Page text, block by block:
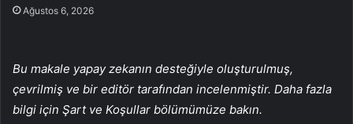
Ağustos 6, 2026
Bu makale yapay zekanın desteğiyle oluşturulmuş,
çevrilmiş ve bir editör tarafından incelenmiştir. Daha fazla
bilgi için Şart ve Koşullar bölümümüze bakın.